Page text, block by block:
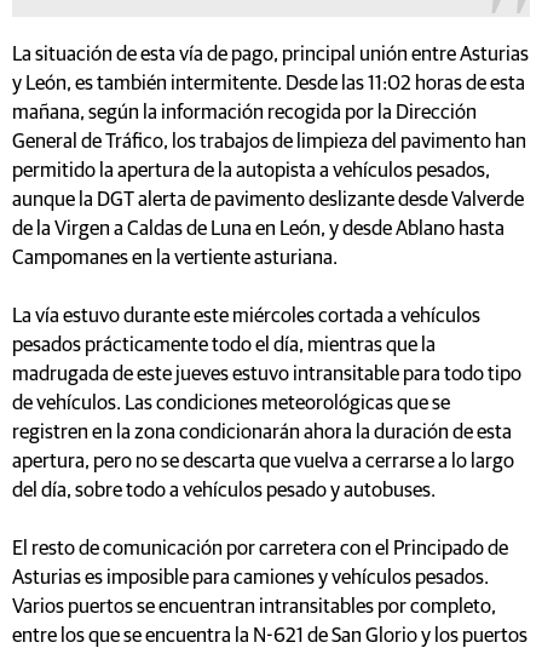
La situación de esta vía de pago, principal unión entre Asturias
y León, es también intermitente. Desde las 11:02 horas de esta
mañana, según la información recogida por la Dirección
General de Tráfico, los trabajos de limpieza del pavimento han
permitido la apertura de la autopista a vehículos pesados,
aunque la DGT alerta de pavimento deslizante desde Valverde
de la Virgen a Caldas de Luna en León, y desde Ablano hasta
Campomanes en la vertiente asturiana.
La vía estuvo durante este miércoles cortada a vehículos
pesados prácticamente todo el día, mientras que la
madrugada de este jueves estuvo intransitable para todo tipo
de vehículos. Las condiciones meteorológicas que se
registren en la zona condicionarán ahora la duración de esta
apertura, pero no se descarta que vuelva a cerrarse a lo largo
del día, sobre todo a vehículos pesado y autobuses.
El resto de comunicación por carretera con el Principado de
Asturias es imposible para camiones y vehículos pesados.
Varios puertos se encuentran intransitables por completo,
entre los que se encuentra la N-621 de San Glorio y los puertos